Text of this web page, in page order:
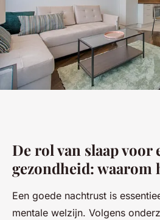
De rol van slaap voor
gezondheid: waarom
Een goede nachtrust is
mentale welzijn. Volgens